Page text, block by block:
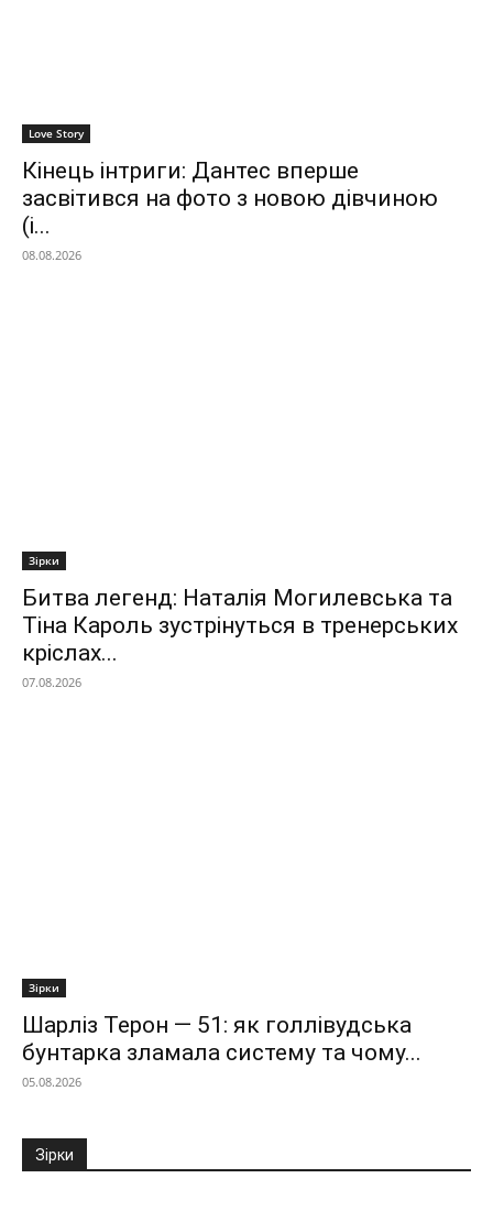
Love Story
Кінець інтриги: Дантес вперше
засвітився на фото з новою дівчиною
(і...
08.08.2026
Зірки
Битва легенд: Наталія Могилевська та
Тіна Кароль зустрінуться в тренерських
кріслах...
07.08.2026
Зірки
Шарліз Терон — 51: як голлівудська
бунтарка зламала систему та чому...
05.08.2026
Зірки